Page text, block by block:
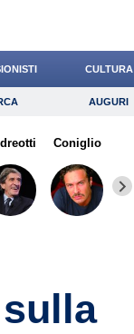
CULTURA
Auguri
Giornalista
AUGURI
Coniglio